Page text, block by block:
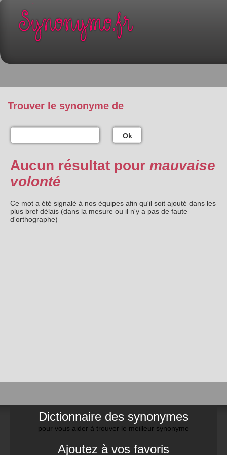
Trouver le synonyme de
Ok
Aucun résultat pour mauvaise
volonté
Ce mot a été signalé à nos équipes afin qu'il soit ajouté dans les
plus bref délais (dans la mesure ou il n'y a pas de faute
d'orthographe)
Dictionnaire des synonymes
pour vous aider à trouver le meilleur synonyme
Ajoutez à vos favoris